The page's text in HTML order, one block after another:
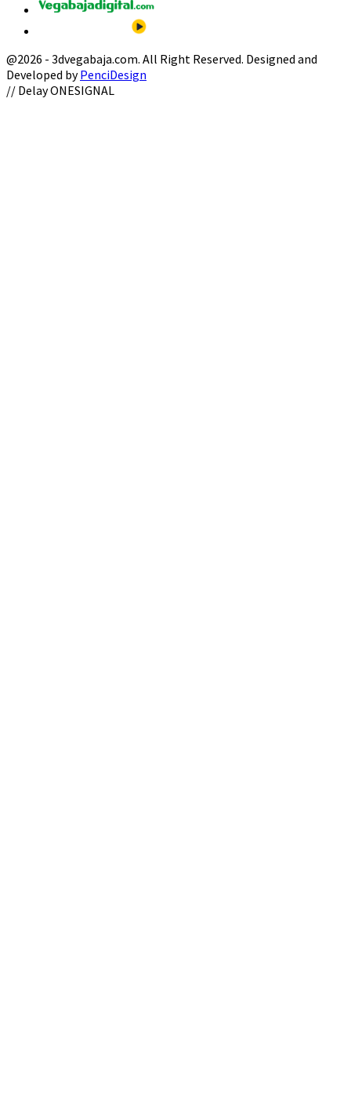
@2026 - 3dvegabaja.com. All Right Reserved. Designed and
Developed byPenciDesign
Facebook
Twitter
Instagram
Youtube
Email
// Delay ONESIGNAL